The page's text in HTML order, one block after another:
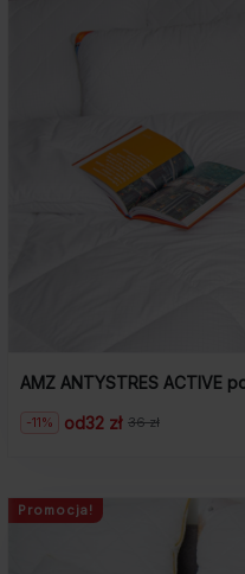
AMZ ANTYSTRES ACTIVE
od
36 zł
Pierwotna
zł.
32 zł
Aktualna
zł.
-11%
Promocja!